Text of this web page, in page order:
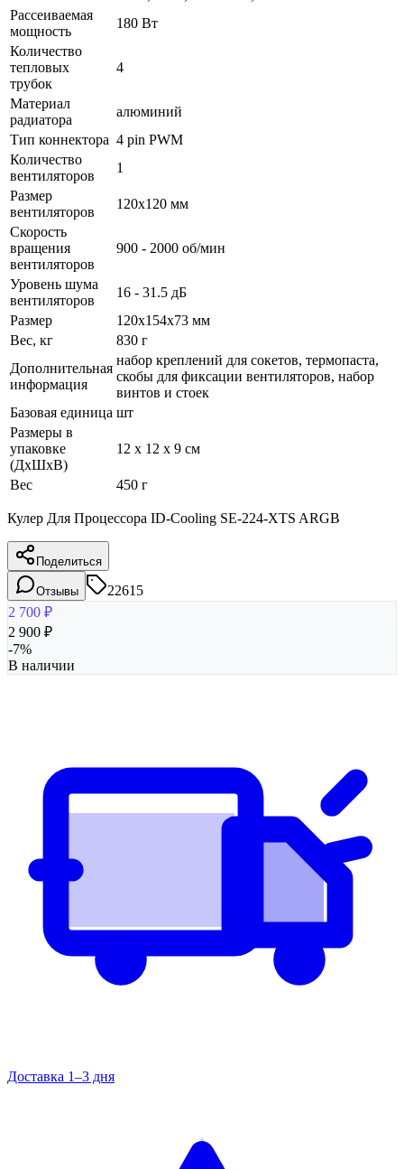
Рассеиваемая
мощность
180 Вт
Количество
тепловых
трубок
4
Материал
радиатора
алюминий
Тип коннектора 4 pin PWM
Количество
вентиляторов
1
Размер
вентиляторов
120x120 мм
Скорость
вращения
вентиляторов
900 - 2000 об/мин
Уровень шума
вентиляторов
16 - 31.5 дБ
Размер
120x154x73 мм
Вес, кг
830 г
Дополнительная
информация
набор креплений для сокетов, термопаста,
скобы для фиксации вентиляторов, набор
винтов и стоек
Базовая единица шт
Размеры в
упаковке
(ДхШхВ)
12 x 12 x 9 см
Вес 450 г
Кулер Для Процессора ID-Cooling SE-224-XTS ARGB
Поделиться
Отзывы
22615
2 700 ₽
2 900 ₽
-7%
В наличии
Доставка 1–3 дня